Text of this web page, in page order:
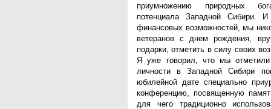
приумножению природных
потенциала Западной Сибири.
финансовых возможностей, мы
ветеранов с днем рождения,
подарки, отметить в силу своих
Я уже говорил, что мы
личности в Западной Сибири
юбилейной дате специально
конференцию, посвященную
для чего традиционно